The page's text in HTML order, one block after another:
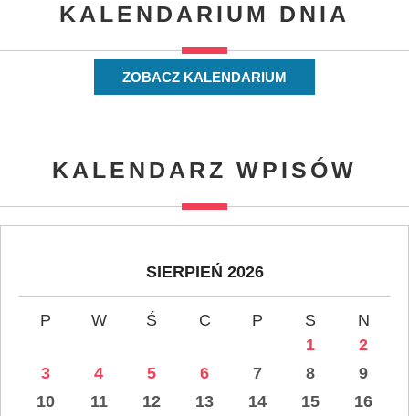
KALENDARIUM DNIA
ZOBACZ KALENDARIUM
KALENDARZ WPISÓW
SIERPIEŃ 2026
P W Ś C P S
N
1
2
3
4 5 6 7 8
9
10
11 12 13 14 15
16